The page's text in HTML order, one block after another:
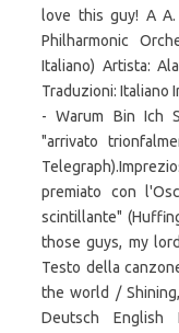
love this guy! A
Philharmonic
Italiano) Artista:
Traduzioni: Italiano
- Warum Bin Ich
"arrivato
premiato con
scintillante"
those guys, my
Testo della
the world /
Deutsch English